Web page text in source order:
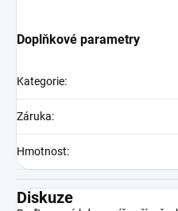
Doplňkové parametry
Kategorie:
Záruka:
Hmotnost:
Diskuze